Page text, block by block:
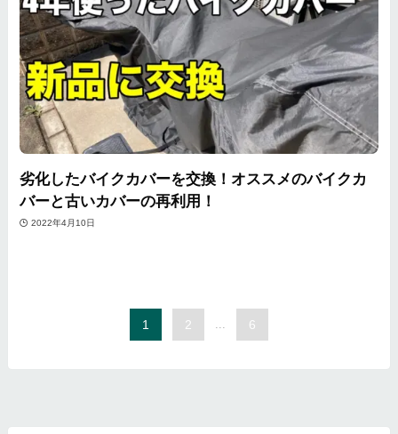
劣化したバイクカバーを交換！オススメのバイクカ
バーと古いカバーの再利用！
2022年4月10日
1 2 6